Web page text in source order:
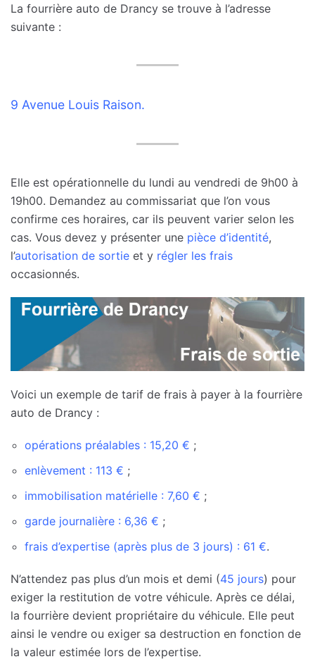
La fourrière auto de Drancy se trouve à l’adresse
suivante :
9 Avenue Louis Raison.
Elle est opérationnelle du lundi au vendredi de 9h00 à
19h00. Demandez au commissariat que l’on vous
confirme ces horaires, car ils peuvent varier selon les
cas. Vous devez y présenter une pièce d’identité,
l’autorisation de sortie et y régler les frais
occasionnés.
Voici un exemple de tarif de frais à payer à la fourrière
auto de Drancy :
opérations préalables : 15,20 € ;
enlèvement : 113 € ;
immobilisation matérielle : 7,60 € ;
garde journalière : 6,36 € ;
frais d’expertise (après plus de 3 jours) : 61 €.
N’attendez pas plus d’un mois et demi (45 jours) pour
exiger la restitution de votre véhicule. Après ce délai,
la fourrière devient propriétaire du véhicule. Elle peut
ainsi le vendre ou exiger sa destruction en fonction de
la valeur estimée lors de l’expertise.